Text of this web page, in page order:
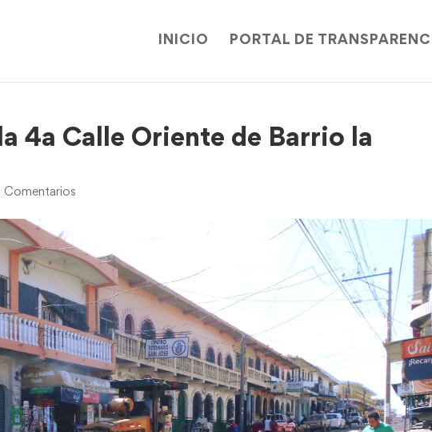
INICIO PORTAL DE
4a Calle Oriente de Barrio la
Comentarios